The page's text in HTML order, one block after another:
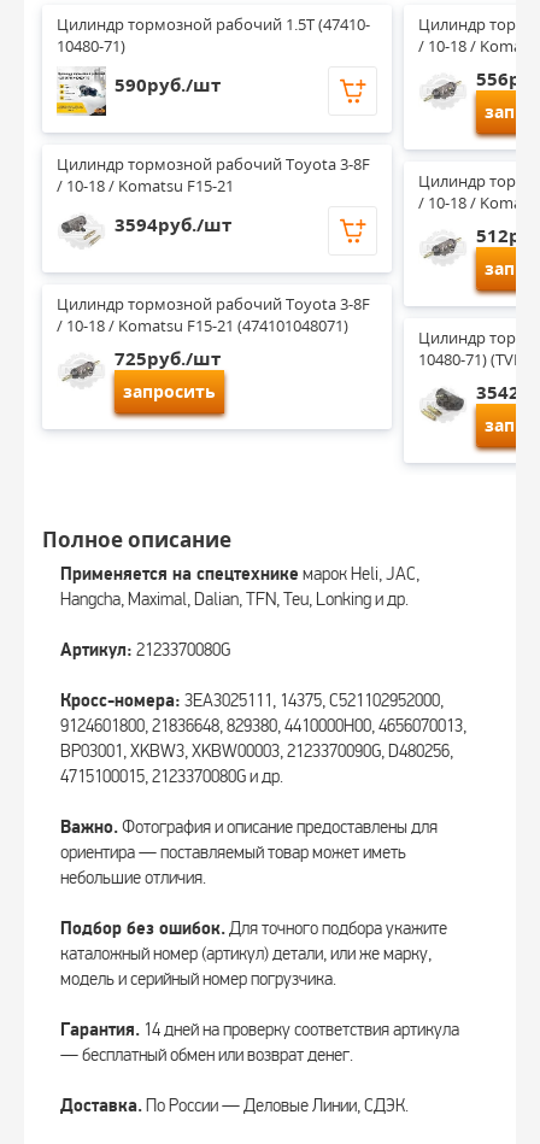
Цилиндр тормозной рабочий 1.5Т (47410-
10480-71)
590руб./шт
Цилиндр тормозной рабочий Toyota 3-8F
/ 10-18 / Komatsu F15-21
3594руб./шт
Цилиндр тормозной рабочий Toyota 3-8F
/ 10-18 / Komatsu F15-21 (474101048071)
725руб./шт
запросить
Цилиндр
/ 10-18 /
Цилиндр
/ 10-18 /
Цилиндр
10480-71) (TVH)
Полное описание
Применяется на спецтехнике марок Heli, JAC,
Hangcha, Maximal, Dalian, TFN, Teu, Lonking и др.
Артикул: 2123370080G
Кросс-номера: 3EA3025111, 14375, C521102952000,
9124601800, 21836648, 829380, 4410000H00, 4656070013,
BP03001, XKBW3, XKBW00003, 2123370090G, D480256,
4715100015, 2123370080G и др.
Важно.Фотография и описание предоставлены для
ориентира — поставляемый товар может иметь
небольшие отличия.
Подбор без ошибок.Для точного подбора укажите
каталожный номер (артикул) детали, или же марку,
модель и серийный номер погрузчика.
Гарантия. 14 дней на проверку соответствия артикула
— бесплатный обмен или возврат денег.
Доставка.По России — Деловые Линии, СДЭК.